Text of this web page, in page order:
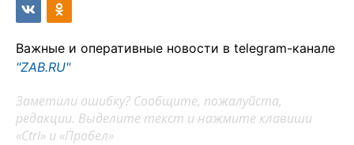
Важные и оперативные новости в telegram-канале
"ZAB.RU"
Заметили ошибку? Сообщите, пожалуйста,
редакции. Выделите текст и нажмите клавиши
«Ctrl» и «Пробел»